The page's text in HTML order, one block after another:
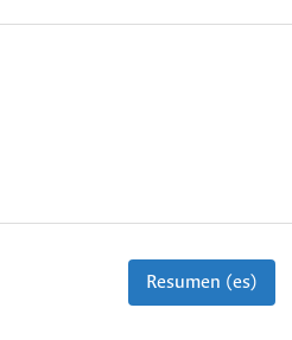
Resumen (es)